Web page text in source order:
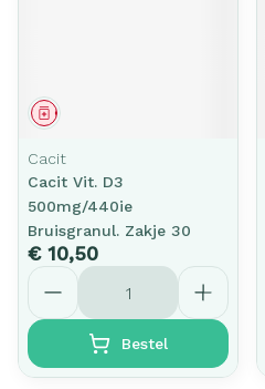
Geneesmiddel
Cacit
Cacit Vit. D3
500mg/440ie
Bruisgranul. Zakje 30
€ 10,50
Aantal
Bestel